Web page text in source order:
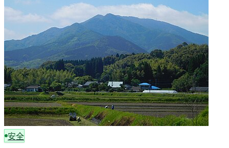
安全